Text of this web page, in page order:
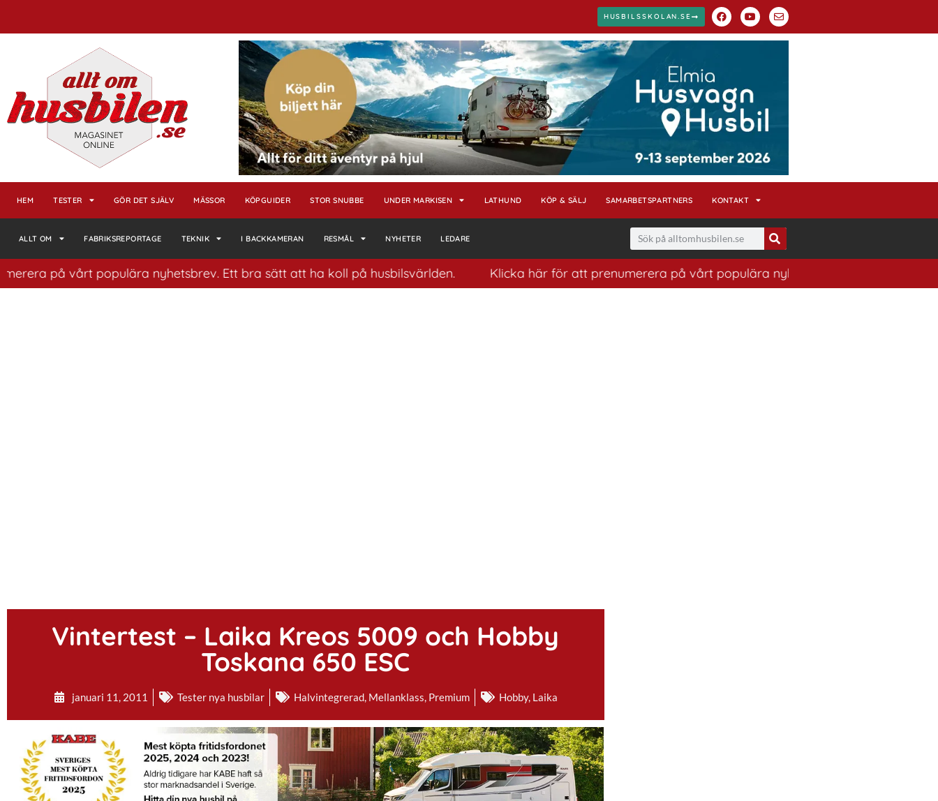
HUSBILSSKOLAN.SE
HEM TESTER GÖR DET SJÄLV MÄSSOR KÖPGUIDER STOR SNUBBE UNDER MARKISEN LATHUND KÖP & SÄLJ SAMARBETSPARTNERS KONTAKT
ALLT OM FABRIKSREPORTAGE TEKNIK I BACKKAMERAN RESMÅL NYHETER LEDARE
på vårt populära nyhetsbrev. Ett bra sätt att ha koll på husbilsvärlden. Klicka här för att prenumerera på vårt populära nyhetsbrev. Ett bra sätt att ha koll
Vintertest – Laika Kreos 5009 och Hobby
Toskana 650 ESC
januari 11, 2011 Tester nya husbilar Halvintegrerad, Mellanklass, Premium Hobby, Laika